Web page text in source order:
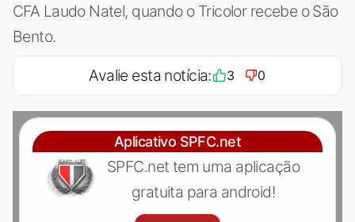
CFA Laudo Natel, quando o Tricolor recebe o São
Bento.
Avalie esta notícia: 3 0
Aplicativo SPFC.net
SPFC.net tem uma aplicação
gratuita para android!